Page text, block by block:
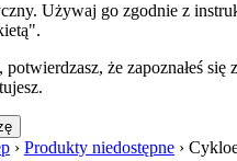
Używaj go zgodnie z
że zapoznałeś się
› Produkty niedostępne ›